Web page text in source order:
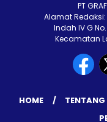
PT
Alamat
Indah IV G
Kecamatan
HOME